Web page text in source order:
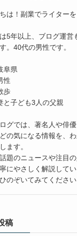
は！副業でライター
5年以上、ブログ運営
。40代の男性です。
阜県
性
歩
と子ども3人の父親
グでは、著名人や俳
の気になる情報を、わ
ます。
題のニュースや注目
にやさしく解説して
のぞいてみてください
稿